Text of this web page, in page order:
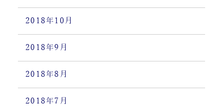
2018年10月
2018年9月
2018年8月
2018年7月